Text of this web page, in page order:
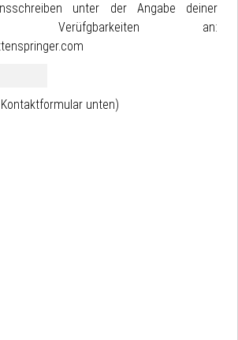
unter der Angabe deiner
Verüfgbarkeiten an:
unten)